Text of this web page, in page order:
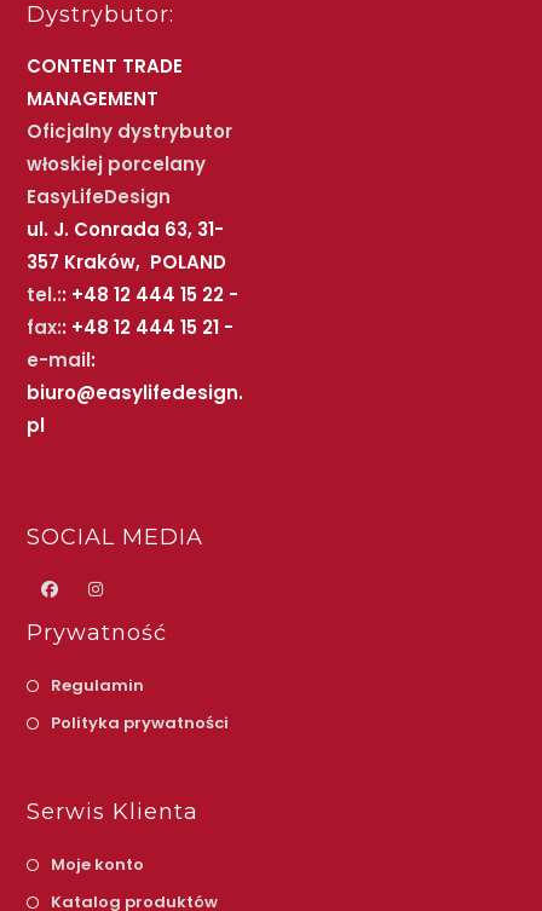
Dystrybutor:
CONTENT TRADE
MANAGEMENT
Oficjalny dystrybutor
włoskiej porcelany
EasyLifeDesign
ul. J. Conrada 63, 31-
357 Kraków, POLAND
tel.:: +48 12 444 15 22 -
fax:: +48 12 444 15 21 -
e-mail:
biuro@easylifedesign.
pl
SOCIAL MEDIA
Prywatność
Regulamin
Polityka prywatności
Serwis Klienta
Moje konto
Katalog produktów